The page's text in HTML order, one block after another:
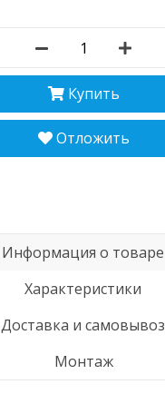
Купить
Отложить
Информация о товаре
Характеристики
Доставка и самовывоз
Монтаж